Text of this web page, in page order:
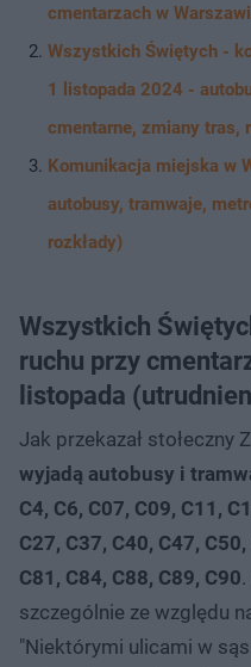
cmentarzach w
Wszystkich Świętych -
1 listopada 2024 -
cmentarne, zmiany tras,
Komunikacja miejska w
autobusy, tramwaje,
rozkłady)
Wszystkich
ruchu przy
listopada
Jak przekazał stołeczny
wyjadą autobusy i
C4, C6, C07, C09, C11,
C27, C37, C40, C47,
C81, C84, C88, C89, C90
szczególnie ze względu
"Niektórymi ulicami w